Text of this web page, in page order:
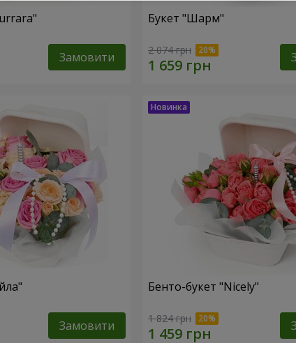
Замовити
Букет "Шарм"
2 074 грн
Замовити
Бенто-букет "Nicely"
1 824 грн